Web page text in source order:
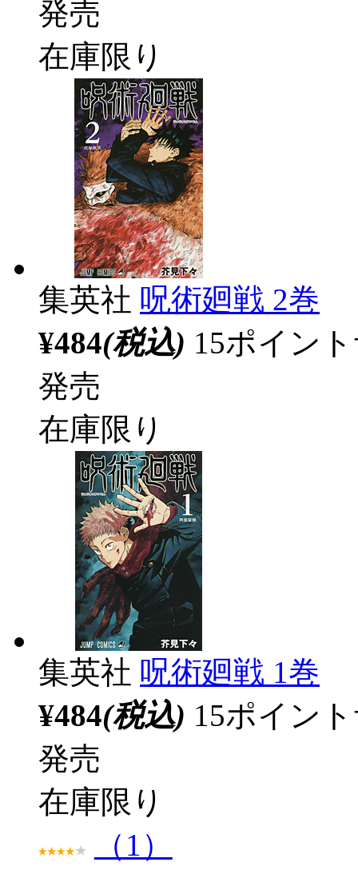
発売
在庫限り
集英社 呪術廻戦 2巻
¥484(税込) 15ポイン
発売
在庫限り
集英社 呪術廻戦 1巻
¥484(税込) 15ポイン
発売
在庫限り
（1）